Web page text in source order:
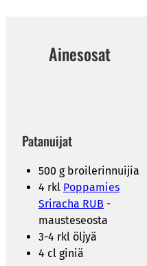
Ainesosat
Patanuijat
500 g broilerinnuijia
4 rkl Poppamies
Sriracha RUB -
mausteseosta
3-4 rkl öljyä
4 cl giniä